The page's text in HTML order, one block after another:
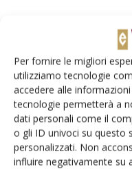
Per fornire le migliori
utilizziamo tecnologie
accedere alle
tecnologie permetterà a
dati personali come il
o gli ID univoci su questo
personalizzati. Non
influire negativamente su
Rimani
Iscriviti alle